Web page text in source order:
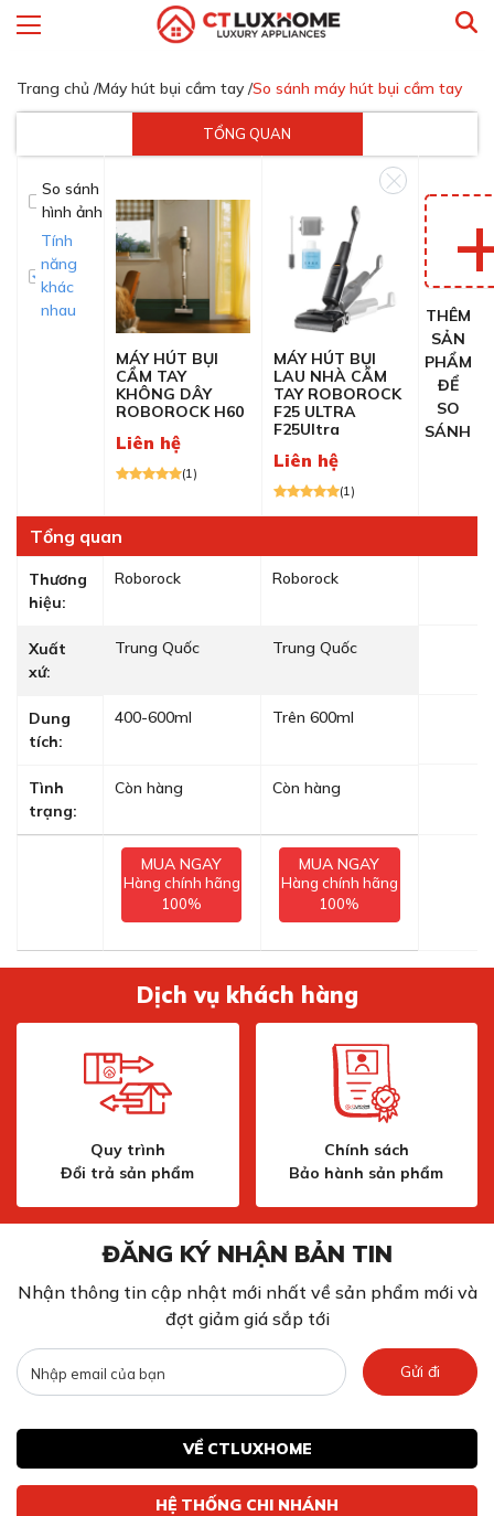
Trang chủ /Máy hút bụi cầm tay /So sánh máy hút bụi cầm tay
TỔNG QUAN
So sánh
hình ảnh
Tính
năng
khác
nhau
MÁY HÚT BỤI
CẦM TAY
KHÔNG DÂY
ROBOROCK H60
Liên hệ
(1)
MÁY HÚT BỤI
LAU NHÀ CẦM
TAY ROBOROCK
F25 ULTRA
F25Ultra
Liên hệ
(1)
THÊM
SẢN
PHẨM
ĐỂ
SO
SÁNH
Tổng quan
Thương
hiệu:
Roborock Roborock
Xuất
xứ:
Trung Quốc Trung Quốc
Dung
tích:
400-600ml Trên 600ml
Tình
trạng:
Còn hàng Còn hàng
MUA NGAY
Hàng chính hãng
100%
MUA NGAY
Hàng chính hãng
100%
Dịch vụ khách hàng
Quy trình
Đổi trả sản phẩm
Chính sách
Bảo hành sản phẩm
ĐĂNG KÝ NHẬN BẢN TIN
Nhận thông tin cập nhật mới nhất về sản phẩm mới và
đợt giảm giá sắp tới
Gửi đi
VỀ CTLUXHOME
HỆ THỐNG CHI NHÁNH